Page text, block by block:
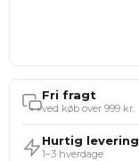
Fri fragt
ved køb over 999 kr.
Hurtig levering
1–3 hverdage